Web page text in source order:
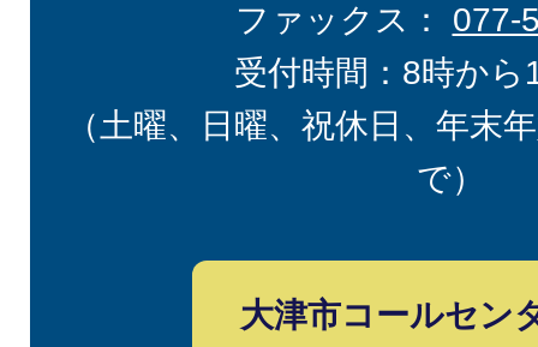
ファックス： 077-
受付時間：8時から
（土曜、日曜、祝休日、年末
で）
大津市コールセン